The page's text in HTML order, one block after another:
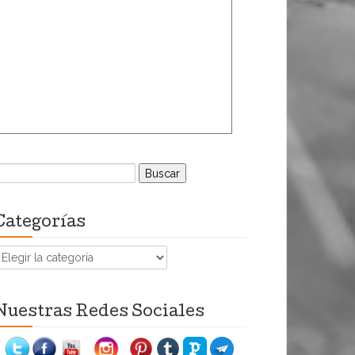
Redes Sociales